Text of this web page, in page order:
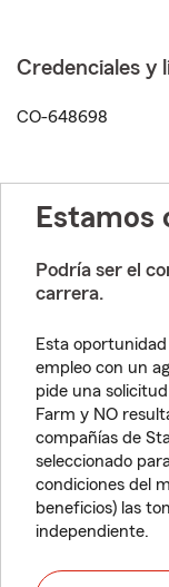
Credenciales y
CO-648698
Estamos
Podría ser el
carrera.
Esta
empleo con un
pide una
Farm y NO
compañías de
seleccionado
condiciones del
beneficios) las
independiente.